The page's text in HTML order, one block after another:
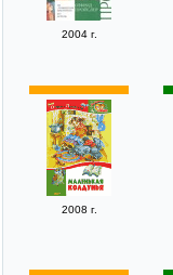
2004 г.
2008 г.